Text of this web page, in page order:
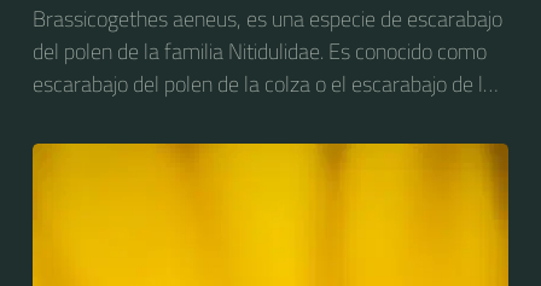
Brassicogethes aeneus, es una especie de escarabajo
del polen de la familia Nitidulidae. Es conocido como
escarabajo del polen de la colza o el escarabajo de la
Meligethes aeneus.